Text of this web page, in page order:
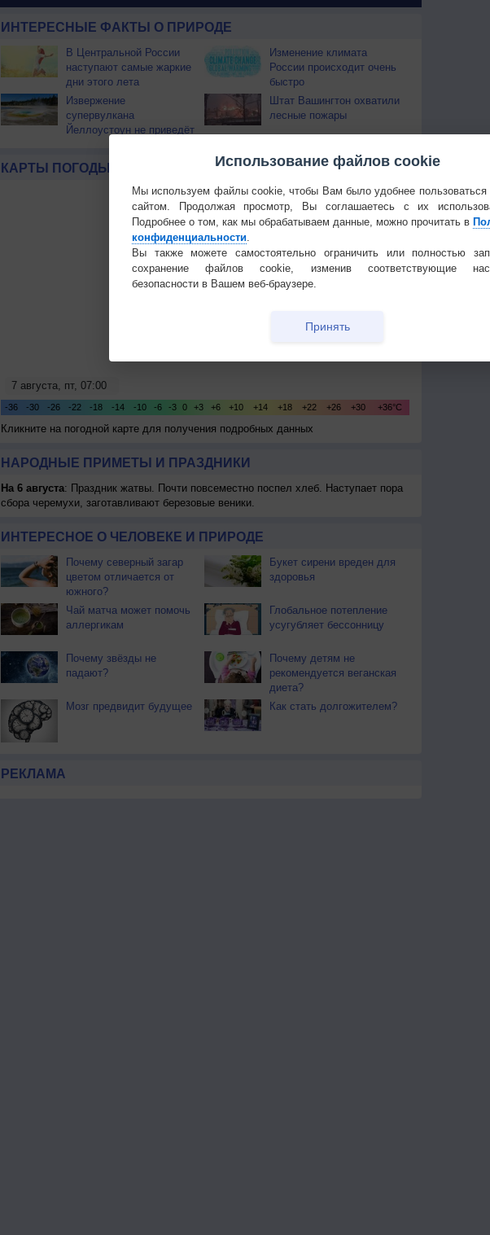
ИНТЕРЕСНЫЕ ФАКТЫ О ПРИРОДЕ
В Центральной России
наступают самые жаркие
дни этого лета
Изменение климата
России происходит очень
быстро
Извержение
супервулкана
Йеллоустоун не приведёт
Штат Вашингтон охватили
лесные пожары
КАРТЫ ПОГОДЫ Температура Облачность Осадки
Кликните на погодной карте для получения подробных данных
НАРОДНЫЕ ПРИМЕТЫ И ПРАЗДНИКИ
На 6 августа: Праздник жатвы. Почти повсеместно поспел хлеб. Наступает пора
сбора черемухи, заготавливают березовые веники.
ИНТЕРЕСНОЕ О ЧЕЛОВЕКЕ И ПРИРОДЕ
Почему северный загар
цветом отличается от
южного?
Букет сирени вреден для
здоровья
Чай матча может помочь
аллергикам
Глобальное потепление
усугубляет бессонницу
Почему звёзды не
падают?
Почему детям не
рекомендуется веганская
диета?
Мозг предвидит будущее
Как стать долгожителем?
РЕКЛАМА
Использование файлов cookie
Мы используем файлы cookie, чтобы Вам было удобнее
сайтом. Продолжая просмотр, Вы соглашаетесь с их
Подробнее о том, как мы обрабатываем данные, можно прочитать в
конфиденциальности.
Вы также можете самостоятельно ограничить или полностью
сохранение файлов cookie, изменив соответствующие
безопасности в Вашем веб-браузере.
Принять